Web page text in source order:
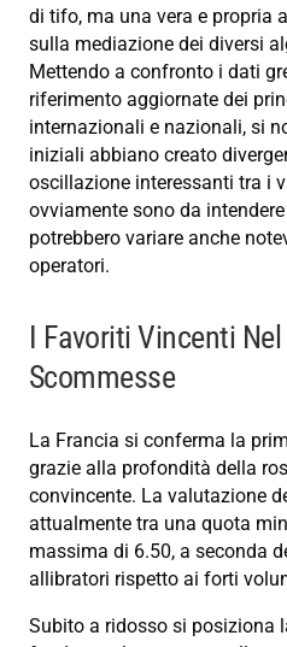
di tifo, ma una vera e propria
sulla mediazione dei diversi
Mettendo a confronto i dati
riferimento aggiornate dei
internazionali e nazionali, si
iniziali abbiano creato
oscillazione interessanti tra i
ovviamente sono da
potrebbero variare anche
operatori.
I Favoriti Vincenti
Scommesse
La Francia si conferma la
grazie alla profondità della
convincente. La valutazione
attualmente tra una quota
massima di 6.50, a seconda
allibratori rispetto ai forti
Subito a ridosso si posiziona